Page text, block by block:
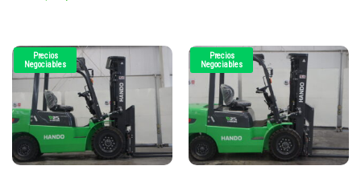
Precios
Negociables
Precios
Negociables